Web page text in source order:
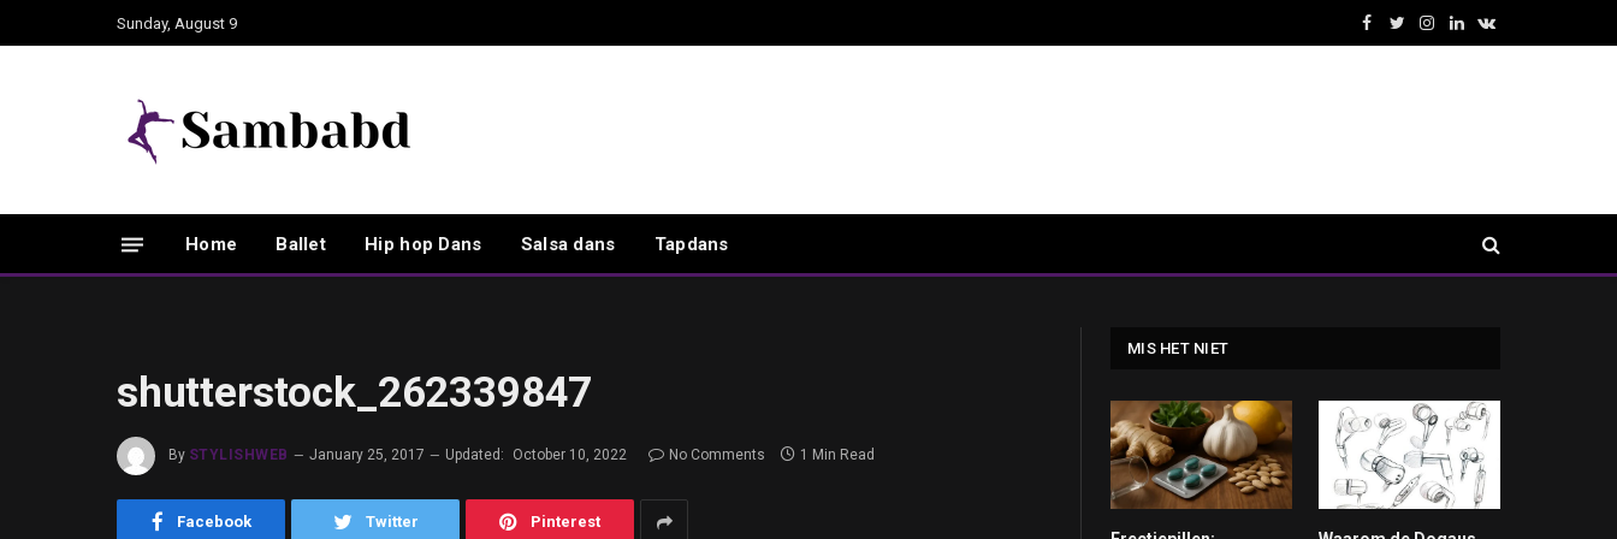
Sunday, August 9
Facebook
TwitterInstagram
LinkedInVKontakte
Home Ballet Hip hop Dans Salsa dans Tapdans
shutterstock_262339847
By STYLISHWEB January 25, 2017 Updated: October 10, 2022 No Comments 1 Min Read
Facebook Twitter Pinterest
MIS HET NIET